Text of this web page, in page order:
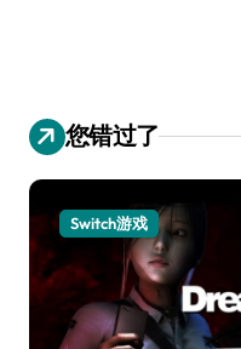
您错过了
Switch游戏